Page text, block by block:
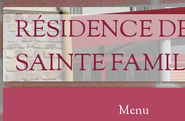
RÉSIDENCE
SAINTE
Menu